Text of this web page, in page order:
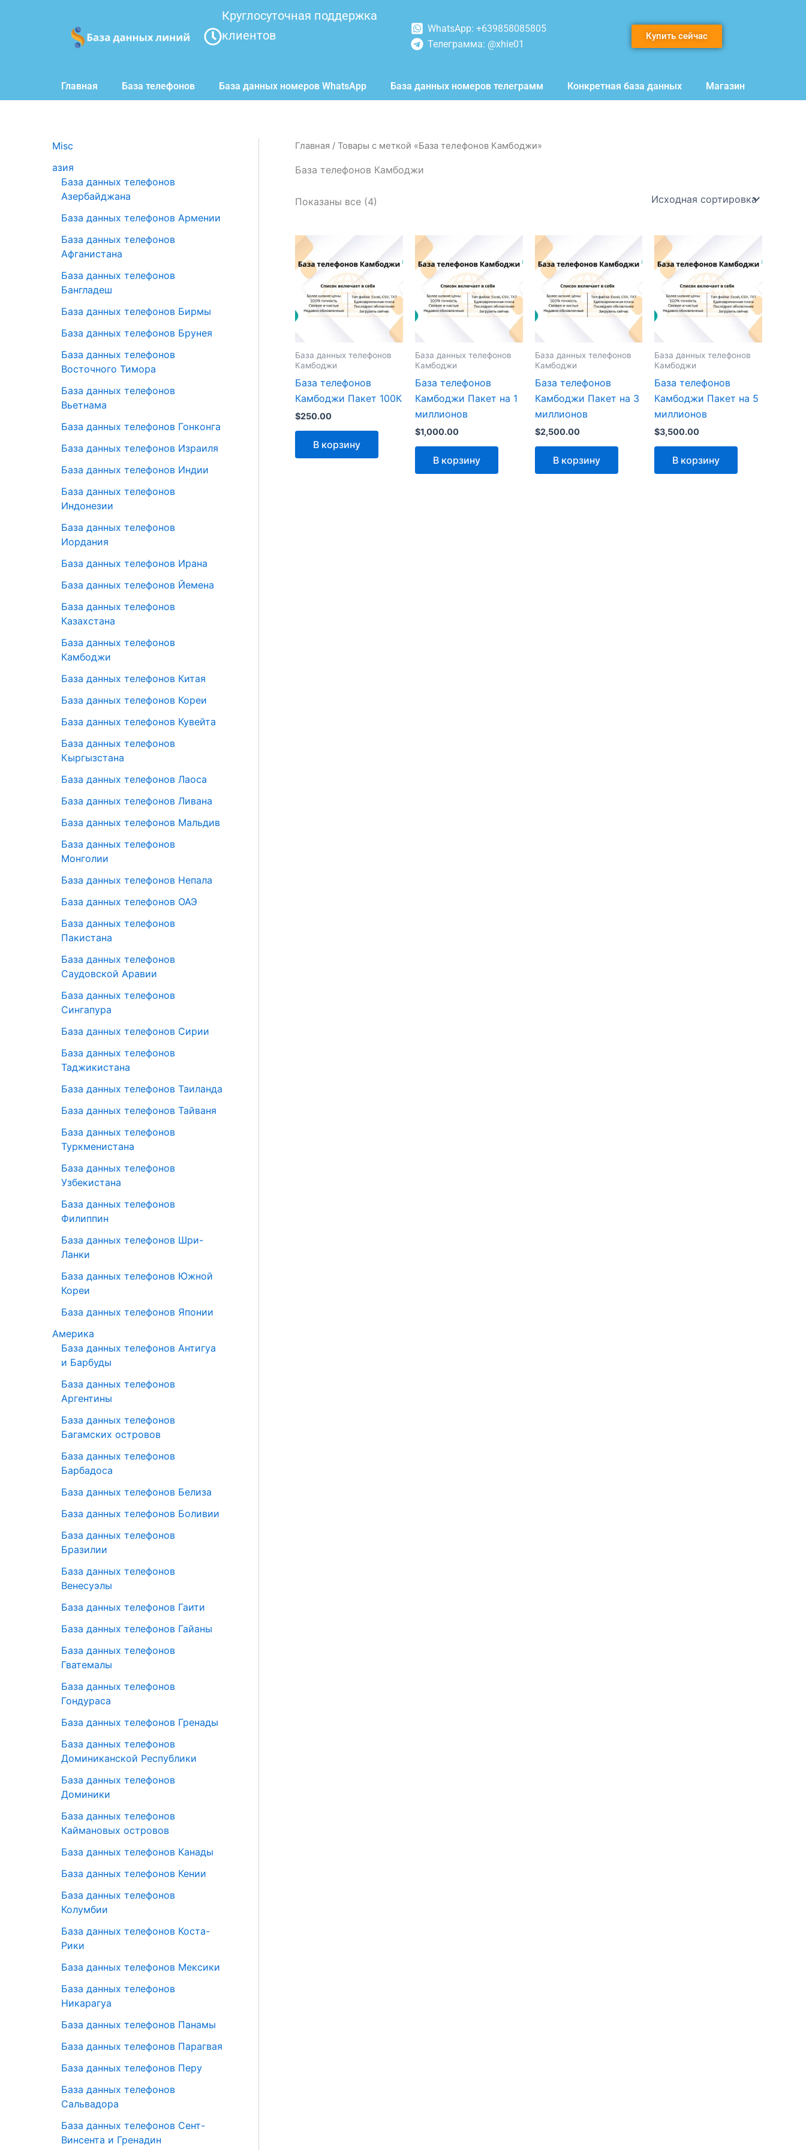
Круглосуточная поддержка
клиентов
WhatsApp: +639858085805
Телеграмма: @xhie01
Купить сейчас
Главная База телефонов База данных номеров WhatsApp База данных номеров телеграмм Конкретная база данных Магазин
Misc
азия
База данных телефонов
Азербайджана
База данных телефонов Армении
База данных телефонов
Афганистана
База данных телефонов
Бангладеш
База данных телефонов Бирмы
База данных телефонов Брунея
База данных телефонов
Восточного Тимора
База данных телефонов
Вьетнама
База данных телефонов Гонконга
База данных телефонов Израиля
База данных телефонов Индии
База данных телефонов
Индонезии
База данных телефонов
Иордания
База данных телефонов Ирана
База данных телефонов Йемена
База данных телефонов
Казахстана
База данных телефонов
Камбоджи
База данных телефонов Китая
База данных телефонов Кореи
База данных телефонов Кувейта
База данных телефонов
Кыргызстана
База данных телефонов Лаоса
База данных телефонов Ливана
База данных телефонов Мальдив
База данных телефонов
Монголии
База данных телефонов Непала
База данных телефонов ОАЭ
База данных телефонов
Пакистана
База данных телефонов
Саудовской Аравии
База данных телефонов
Сингапура
База данных телефонов Сирии
База данных телефонов
Таджикистана
База данных телефонов Таиланда
База данных телефонов Тайваня
База данных телефонов
Туркменистана
База данных телефонов
Узбекистана
База данных телефонов
Филиппин
База данных телефонов Шри-
Ланки
База данных телефонов Южной
Кореи
База данных телефонов Японии
Америка
База данных телефонов Антигуа
и Барбуды
База данных телефонов
Аргентины
База данных телефонов
Багамских островов
База данных телефонов
Барбадоса
База данных телефонов Белиза
База данных телефонов Боливии
База данных телефонов
Бразилии
База данных телефонов
Венесуэлы
База данных телефонов Гаити
База данных телефонов Гайаны
База данных телефонов
Гватемалы
База данных телефонов
Гондураса
База данных телефонов Гренады
База данных телефонов
Доминиканской Республики
База данных телефонов
Доминики
База данных телефонов
Каймановых островов
База данных телефонов Канады
База данных телефонов Кении
База данных телефонов
Колумбии
База данных телефонов Коста-
Рики
База данных телефонов Мексики
База данных телефонов
Никарагуа
База данных телефонов Панамы
База данных телефонов Парагвая
База данных телефонов Перу
База данных телефонов
Сальвадора
База данных телефонов Сент-
Винсента и Гренадин
Главная / Товары с меткой «База телефонов Камбоджи»
База телефонов Камбоджи
Показаны все (4)
База данных телефонов
Камбоджи
База телефонов
Камбоджи Пакет 100К
$250.00
В корзину
База данных телефонов
Камбоджи
База телефонов
Камбоджи Пакет на 1
миллионов
$1,000.00
В корзину
База данных телефонов
Камбоджи
База телефонов
Камбоджи Пакет на 3
миллионов
$2,500.00
В корзину
База данных телефонов
Камбоджи
База телефонов
Камбоджи Пакет на 5
миллионов
$3,500.00
В корзину